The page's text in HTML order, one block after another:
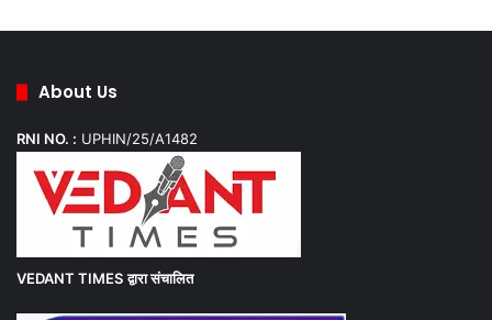
About Us
RNI NO. : UPHIN/25/A1482
VEDANT TIMES द्वारा संचालित